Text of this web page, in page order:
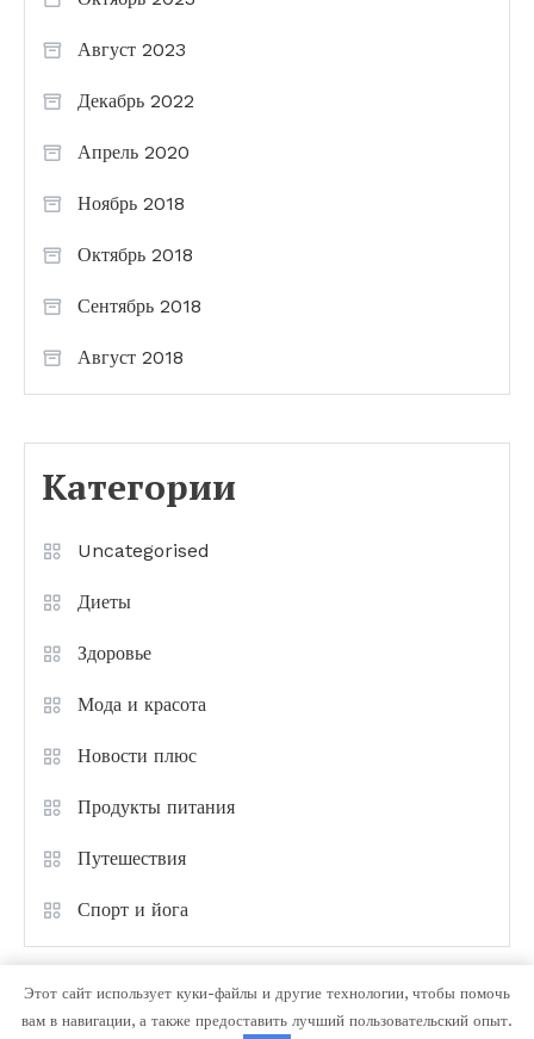
Август 2023
Декабрь 2022
Апрель 2020
Ноябрь 2018
Октябрь 2018
Сентябрь 2018
Август 2018
Категории
Uncategorised
Диеты
Здоровье
Мода и красота
Новости плюс
Продукты питания
Путешествия
Спорт и йога
Этот сайт использует куки-файлы и другие технологии, чтобы помочь
вам в навигации, а также предоставить лучший пользовательский опыт.